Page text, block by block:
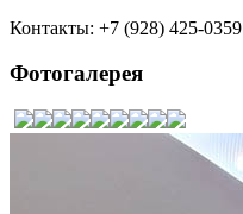
Контакты: +7 (928) 425-0359
Фотогалерея